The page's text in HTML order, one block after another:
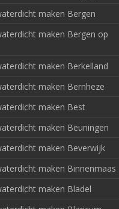
maken Bergen
maken Bergen op
maken Berkelland
maken Bernheze
maken Best
maken Beuningen
maken Beverwijk
maken Binnenmaas
maken Bladel